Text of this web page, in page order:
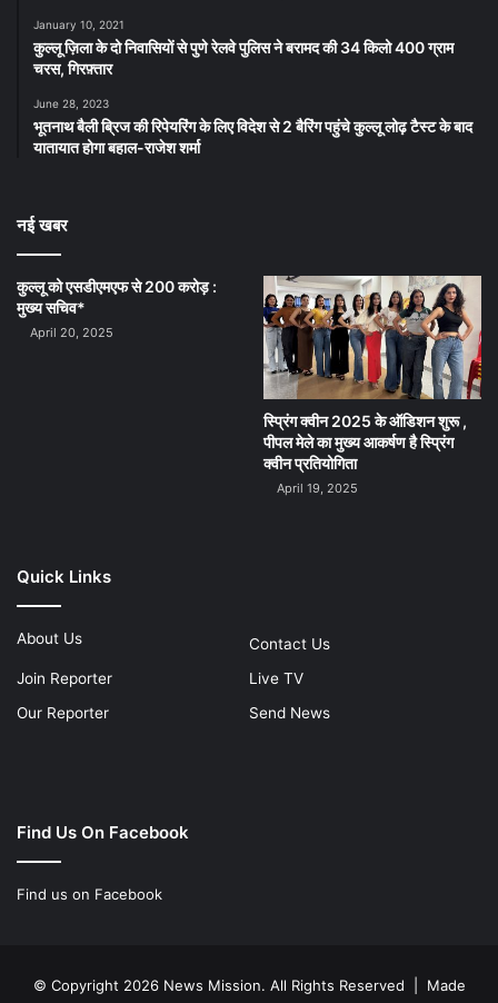
January 10, 2021
कुल्लू ज़िला के दो निवासियों से पुणे रेलवे पुलिस ने बरामद की 34 किलो 400 ग्राम
चरस, गिरफ़्तार
June 28, 2023
भूतनाथ बैली ब्रिज की रिपेयरिंग के लिए विदेश से 2 बैरिंग पहुंचे कुल्लू लोढ़ टैस्ट के बाद
यातायात होगा बहाल-राजेश शर्मा
नई खबर
कुल्लू को एसडीएमएफ से 200 करोड़ :
मुख्य सचिव*
April 20, 2025
स्प्रिंग क्वीन 2025 के ऑडिशन शुरू ,
पीपल मेले का मुख्य आकर्षण है स्प्रिंग
क्वीन प्रतियोगिता
April 19, 2025
Quick Links
About Us
Contact Us
Join Reporter
Live TV
Our Reporter
Send News
Find Us On Facebook
Find us on Facebook
© Copyright 2026 News Mission. All Rights Reserved | Made